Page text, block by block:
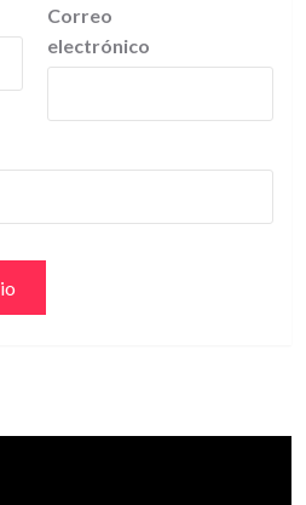
Correo
electrónico